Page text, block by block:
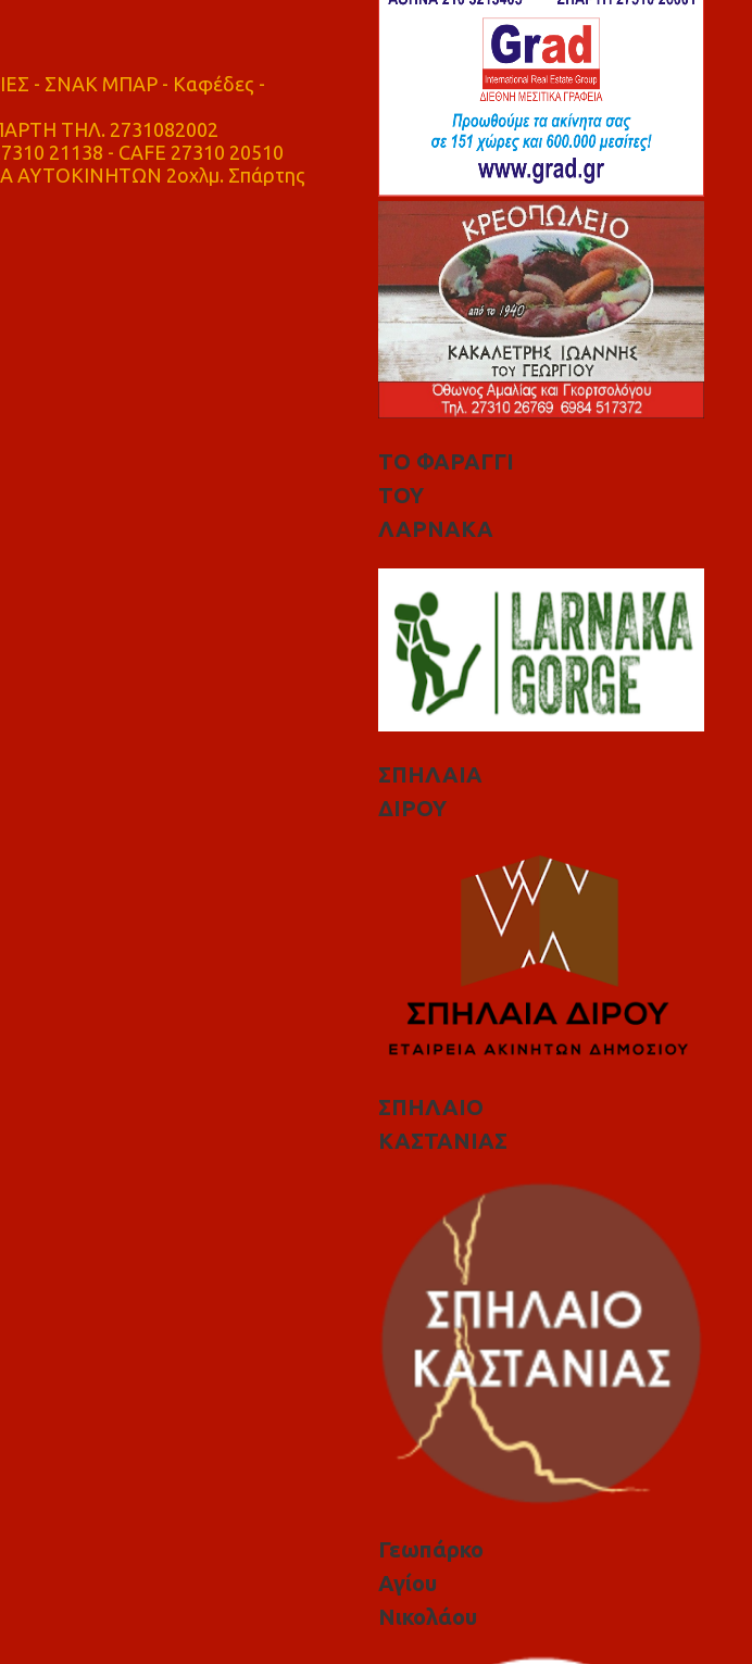
- ΣΝΑΚ ΜΠΑΡ - Καφέδες -
ΤΗΛ. 2731082002
21138 - CAFE 27310 20510
ΑΥΤΟΚΙΝΗΤΩΝ 2οχλμ. Σπάρτης
ΤΟ ΦΑΡΑΓΓΙ
ΤΟΥ
ΛΑΡΝΑΚΑ
ΣΠΗΛΑΙΑ
ΔΙΡΟΥ
ΣΠΗΛΑΙΟ
ΚΑΣΤΑΝΙΑΣ
Γεωπάρκο
Αγίου
Νικολάου